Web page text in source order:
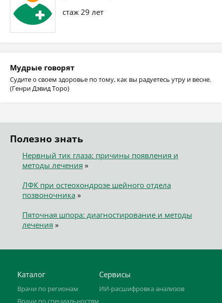
стаж 29 лет
Мудрые говорят
Судите о своем здоровье по тому, как вы радуетесь утру и весне.
(Генри Дэвид Торо)
Полезно знать
Нервный тик глаза: причины появления и
методы лечения »
ЛФК при остеохондрозе шейного отдела
позвоночника»
Пяточная шпора: диагностирование и методы
лечения »
Каталог
Врачи по регионам
Врачи по специальностям
Сервисы
ИИ-расшифровка анализов